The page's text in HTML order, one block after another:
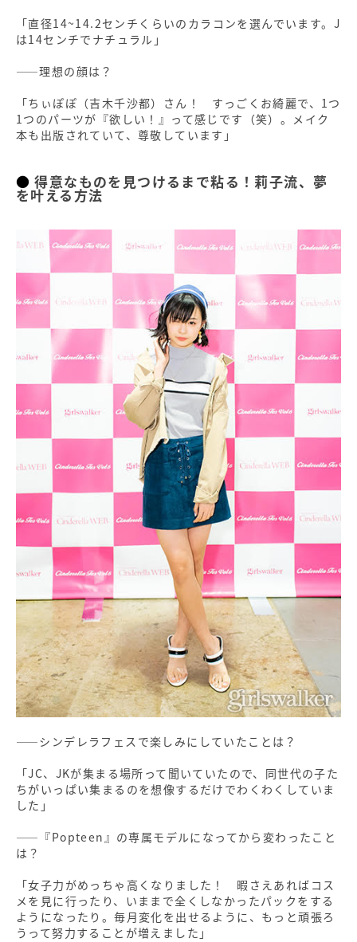
「直径14~14.2センチくらいのカラコンを選んでいます。J
は14センチでナチュラル」
――理想の顔は？
「ちぃぽぽ（吉木千沙都）さん！ すっごくお綺麗で、1つ
1つのパーツが『欲しい！』って感じです（笑）。メイク
本も出版されていて、尊敬しています」
得意なものを見つけるまで粘る！莉子流、夢
を叶える方法
――シンデレラフェスで楽しみにしていたことは？
「JC、JKが集まる場所って聞いていたので、同世代の子た
ちがいっぱい集まるのを想像するだけでわくわくしていま
した」
――『Popteen』の専属モデルになってから変わったこと
は？
「女子力がめっちゃ高くなりました！ 暇さえあればコス
メを見に行ったり、いままで全くしなかったパックをする
ようになったり。毎月変化を出せるように、もっと頑張ろ
うって努力することが増えました」